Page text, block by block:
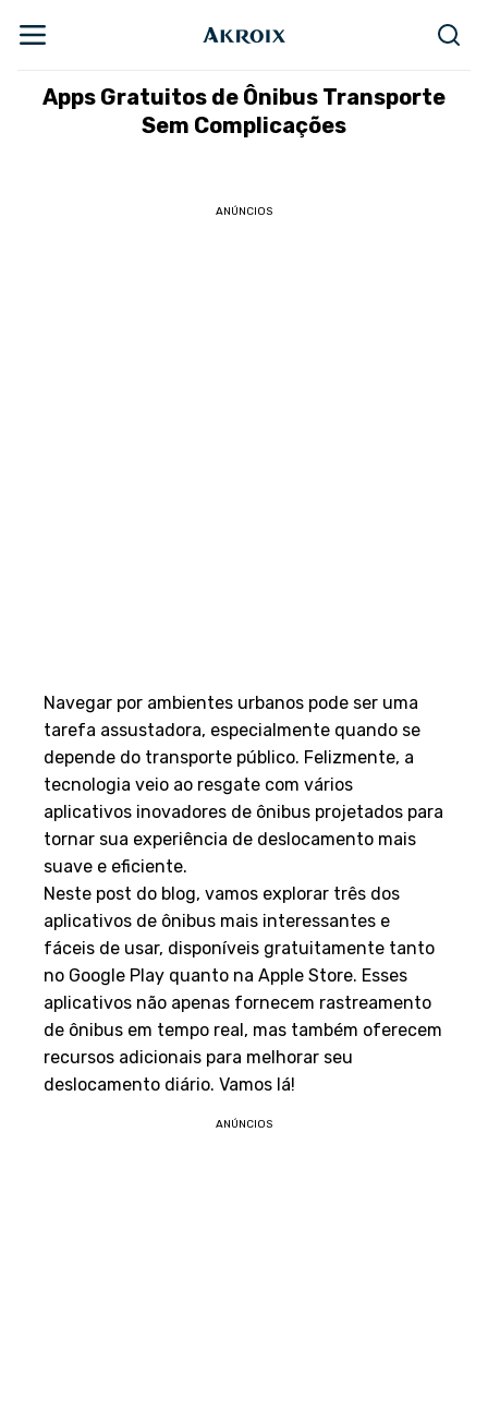
Apps Gratuitos de Ônibus Transporte
Sem Complicações
ANÚNCIOS
Navegar por ambientes urbanos pode ser uma
tarefa assustadora, especialmente quando se
depende do transporte público. Felizmente, a
tecnologia veio ao resgate com vários
aplicativos inovadores de ônibus projetados para
tornar sua experiência de deslocamento mais
suave e eficiente.
Neste post do blog, vamos explorar três dos
aplicativos de ônibus mais interessantes e
fáceis de usar, disponíveis gratuitamente tanto
no Google Play quanto na Apple Store. Esses
aplicativos não apenas fornecem rastreamento
de ônibus em tempo real, mas também oferecem
recursos adicionais para melhorar seu
deslocamento diário. Vamos lá!
ANÚNCIOS